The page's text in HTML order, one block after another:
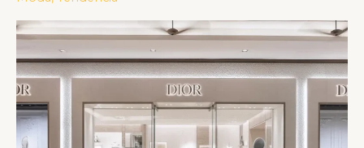
América
Latina
em
São
Paulo